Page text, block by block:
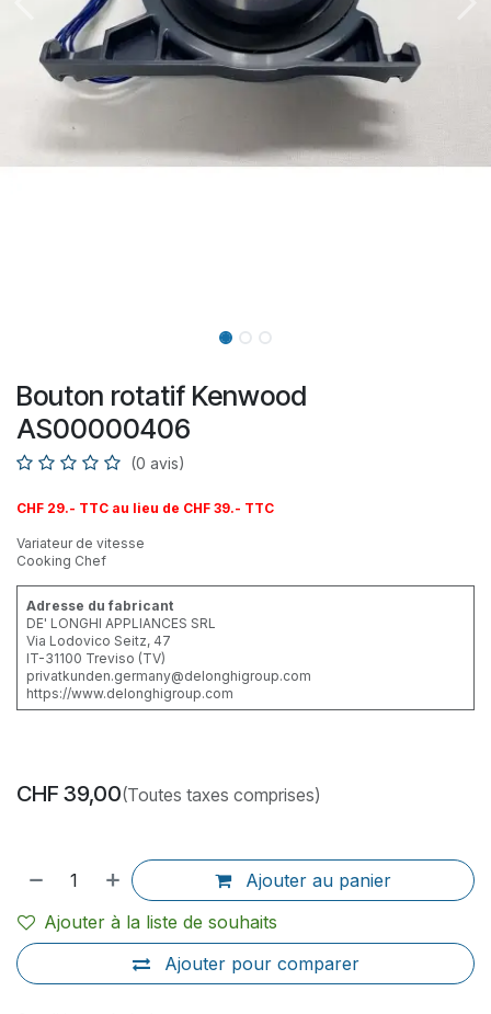
Bouton rotatif Kenwood
AS00000406
(0 avis)
CHF 29.- TTC au lieu de CHF 39.- TTC
Variateur de vitesse
Cooking Chef
Adresse du fabricant
DE' LONGHI APPLIANCES SRL
Via Lodovico Seitz, 47
IT-31100 Treviso (TV)
privatkunden.germany@delonghigroup.com
https://www.delonghigroup.com
CHF 39,00(Toutes taxes comprises)
Ajouter au panier
Ajouter pour comparer
Ajouter à la liste de souhaits